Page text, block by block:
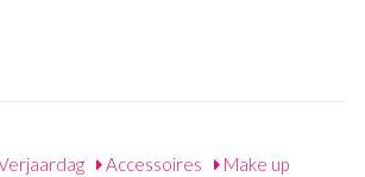
Accessoires
Make up